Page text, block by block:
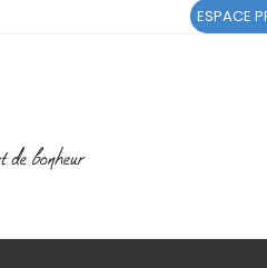
ESPACE